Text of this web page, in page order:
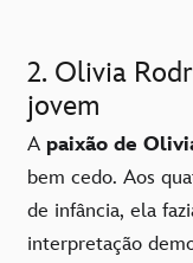
2. Olivia
jovem
A paixão de
bem cedo. Aos
de infância, ela
interpretação